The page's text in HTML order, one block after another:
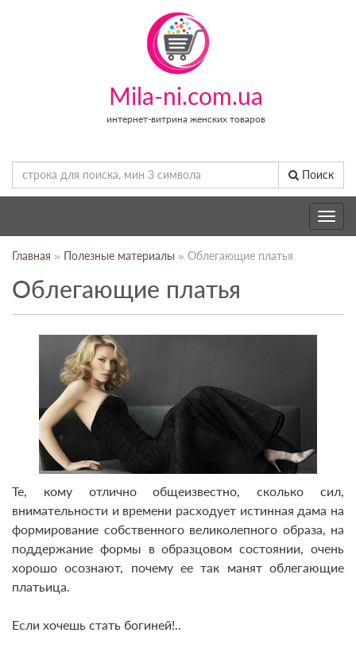
Mila-ni.com.ua
интернет-витрина женских товаров
Поиск
Toggle
Главная » Полезные материалы » Облегающие платья
Облегающие платья
Те, кому отлично общеизвестно, сколько сил,
внимательности и времени расходует истинная дама на
формирование собственного великолепного образа, на
поддержание формы в образцовом состоянии, очень
хорошо осознают, почему ее так манят облегающие
платьица.
Если хочешь стать богиней!..